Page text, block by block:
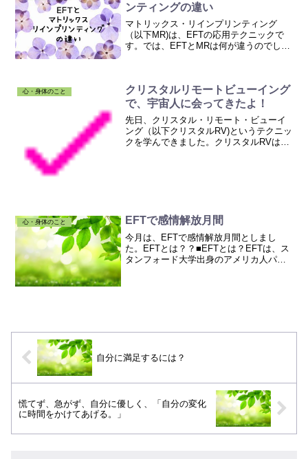
ンティングの違い
マトリックス・リインプリンティング
（以下MR)は、EFTの応用テクニックで
す。では、EFTとMRは何が違うのでしょ
コーは「エネル...
心・身体のこと
クリスタルリモートビューイング
で、宇宙人に会ってきたよ！
先日、クリスタル・リモート・ビューイ
ング（以下クリスタルRV)というテクニッ
クを学んできました。クリスタルRVは、
心・身体のこと EFTで感情解放月間
今月は、EFTで感情解放月間としまし
た。EFTとは？？■EFTとは？EFTは、ス
タンフォード大学出身のアメリカ人パフ
自分に満足するには？
慌てず、急がず、自分に優しく、「自分の変化
に時間をかけてあげる。」